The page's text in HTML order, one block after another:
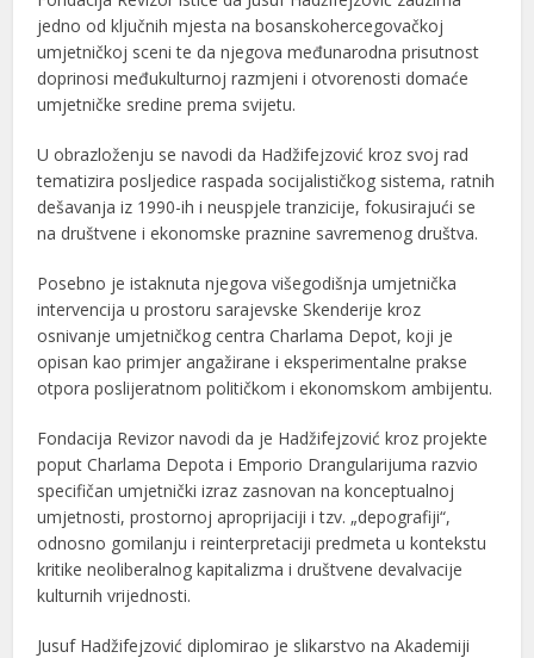
jedno od ključnih mjesta na bosanskohercegovačkoj
umjetničkoj sceni te da njegova međunarodna prisutnost
doprinosi međukulturnoj razmjeni i otvorenosti domaće
umjetničke sredine prema svijetu.
U obrazloženju se navodi da Hadžifejzović kroz svoj rad
tematizira posljedice raspada socijalističkog sistema, ratnih
dešavanja iz 1990-ih i neuspjele tranzicije, fokusirajući se
na društvene i ekonomske praznine savremenog društva.
Posebno je istaknuta njegova višegodišnja umjetnička
intervencija u prostoru sarajevske Skenderije kroz
osnivanje umjetničkog centra Charlama Depot, koji je
opisan kao primjer angažirane i eksperimentalne prakse
otpora poslijeratnom političkom i ekonomskom ambijentu.
Fondacija Revizor navodi da je Hadžifejzović kroz projekte
poput Charlama Depota i Emporio Drangularijuma razvio
specifičan umjetnički izraz zasnovan na konceptualnoj
umjetnosti, prostornoj aproprijaciji i tzv. „depografiji“,
odnosno gomilanju i reinterpretaciji predmeta u kontekstu
kritike neoliberalnog kapitalizma i društvene devalvacije
kulturnih vrijednosti.
Jusuf Hadžifejzović diplomirao je slikarstvo na Akademiji